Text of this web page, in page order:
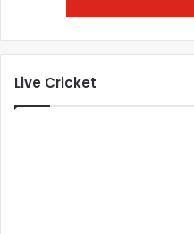
Live Cricket